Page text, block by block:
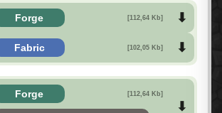
Forge [112,64 Kb]
Fabric [102,05 Kb]
Forge [112,64 Kb]